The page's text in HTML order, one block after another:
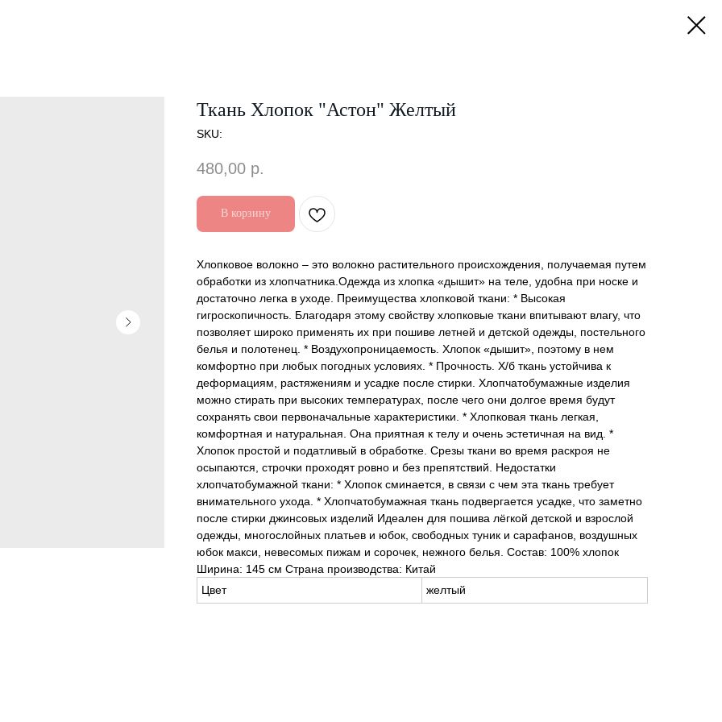
Ткань Хлопок "Астон" Желтый
SKU:
480,00 р.
В корзину
Хлопковое волокно – это волокно растительного происхождения, получаемая путем
обработки из хлопчатника.Одежда из хлопка «дышит» на теле, удобна при носке и
достаточно легка в уходе. Преимущества хлопковой ткани: * Высокая
гигроскопичность. Благодаря этому свойству хлопковые ткани впитывают влагу, что
позволяет широко применять их при пошиве летней и детской одежды, постельного
белья и полотенец. * Воздухопроницаемость. Хлопок «дышит», поэтому в нем
комфортно при любых погодных условиях. * Прочность. Х/б ткань устойчива к
деформациям, растяжениям и усадке после стирки. Хлопчатобумажные изделия
можно стирать при высоких температурах, после чего они долгое время будут
сохранять свои первоначальные характеристики. * Хлопковая ткань легкая,
комфортная и натуральная. Она приятная к телу и очень эстетичная на вид. *
Хлопок простой и податливый в обработке. Срезы ткани во время раскроя не
осыпаются, строчки проходят ровно и без препятствий. Недостатки
хлопчатобумажной ткани: * Хлопок сминается, в связи с чем эта ткань требует
внимательного ухода. * Хлопчатобумажная ткань подвергается усадке, что заметно
после стирки джинсовых изделий Идеален для пошива лёгкой детской и взрослой
одежды, многослойных платьев и юбок, свободных туник и сарафанов, воздушных
юбок макси, невесомых пижам и сорочек, нежного белья. Состав: 100% хлопок
Ширина: 145 см Страна производства: Китай
Цвет
желтый